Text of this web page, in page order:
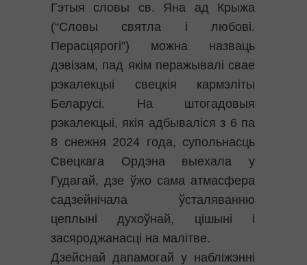
Гэтыя словы св. Яна ад Крыжа
(“Словы святла і любові.
Перасцярогі”) можна назваць
дэвізам, пад якім перажывалі свае
рэкалекцыі свецкія кармэліты
Беларусі. На штогадовыя
рэкалекцыі, якія адбываліся з 6 па
8 снежня 2024 года, супольнасць
Свецкага Ордэна выехала у
Гудагай, дзе ўжо сама атмасфера
садзейнічала ўсталяванню
цеплыні духоўнай, цішыні і
засяроджанасці на малітве.
Дзейснай дапамогай у набліжэнні